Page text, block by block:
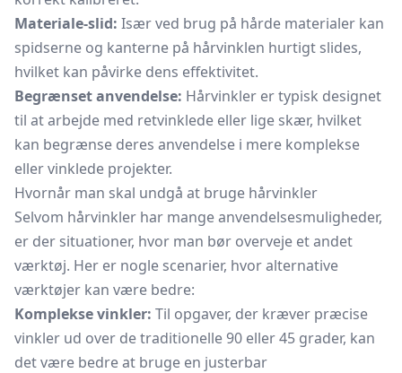
Materiale-slid: Især ved brug på hårde materialer kan
spidserne og kanterne på hårvinklen hurtigt slides,
hvilket kan påvirke dens effektivitet.
Begrænset anvendelse: Hårvinkler er typisk designet
til at arbejde med retvinklede eller lige skær, hvilket
kan begrænse deres anvendelse i mere komplekse
eller vinklede projekter.
Hvornår man skal undgå at bruge hårvinkler
Selvom hårvinkler har mange anvendelsesmuligheder,
er der situationer, hvor man bør overveje et andet
værktøj. Her er nogle scenarier, hvor alternative
værktøjer kan være bedre:
Komplekse vinkler: Til opgaver, der kræver præcise
vinkler ud over de traditionelle 90 eller 45 grader, kan
det være bedre at bruge en justerbar